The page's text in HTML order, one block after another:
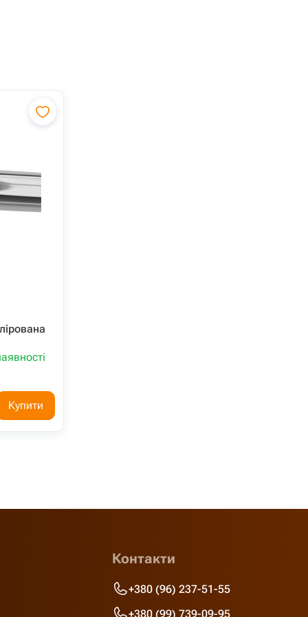
Купити
Контакти
+380 (96) 237-51-55
+380 (99) 739-09-95